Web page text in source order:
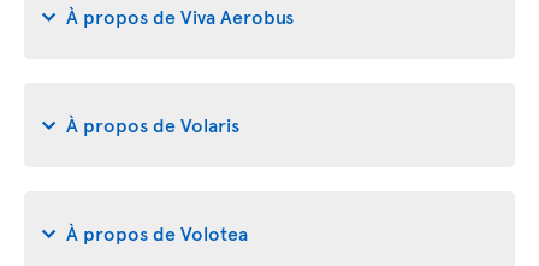
À propos de Viva Aerobus
À propos de Volaris
À propos de Volotea